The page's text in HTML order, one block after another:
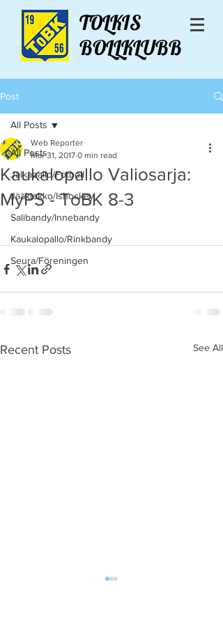
TOLKIS
BOLLKLUBB
Post
All Posts
Jalkapallo/Fotboll
Jääkiekko/Ishockey
Salibandy/Innebandy
Kaukalopallo/Rinkbandy
Seura/Föreningen
All Posts
Kaukalopallo Valiosarja:
MyPS - ToBK 8-3
Web Reporter
Mar 31, 2017 0 min read
Recent Posts See All